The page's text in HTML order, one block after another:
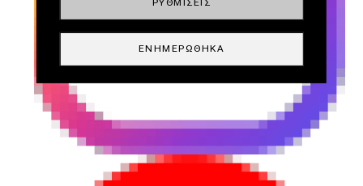
ΡΥΘΜΊΣΕΙΣ
ΕΝΗΜΕΡΏΘΗΚΑ